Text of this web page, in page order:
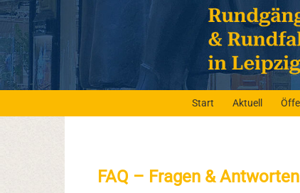
Start Aktuell
FAQ – Fragen & Antworten